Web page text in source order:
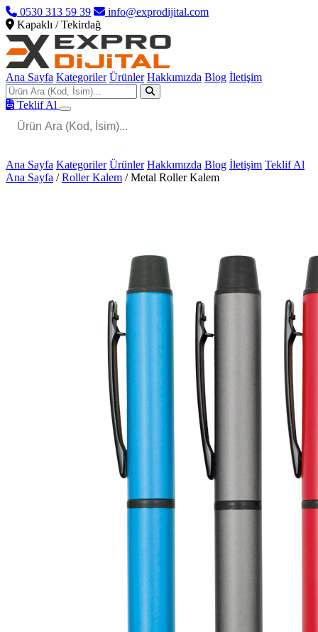
0530 313 59 39
info@exprodijital.com
Kapaklı / Tekirdağ
Ana Sayfa Kategoriler Ürünler Hakkımızda Blog İletişim
Teklif Al
Ana Sayfa Kategoriler Ürünler Hakkımızda Blog İletişim Teklif Al
Ana Sayfa / Roller Kalem / Metal Roller Kalem